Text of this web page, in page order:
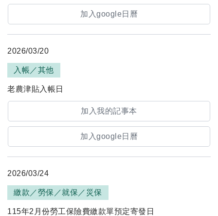
加入google日曆
2026/03/20
入帳／其他
老農津貼入帳日
加入我的記事本
加入google日曆
2026/03/24
繳款／勞保／就保／災保
115年2月份勞工保險費繳款單預定寄發日